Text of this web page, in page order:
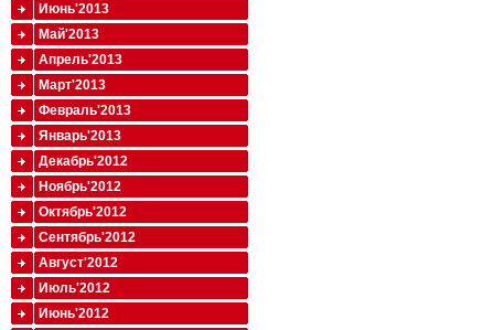
Июнь'2013
Май'2013
Апрель'2013
Март'2013
Февраль'2013
Январь'2013
Декабрь'2012
Ноябрь'2012
Октябрь'2012
Сентябрь'2012
Август'2012
Июль'2012
Июнь'2012